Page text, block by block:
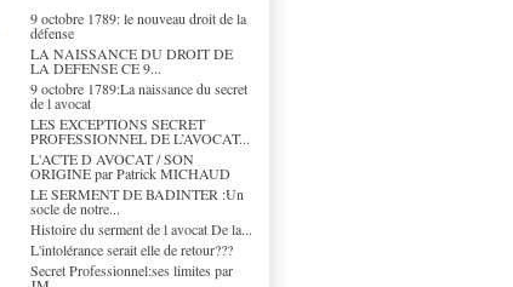
9 octobre 1789: le nouveau droit de la
défense
LA NAISSANCE DU DROIT DE
LA DEFENSE CE 9...
9 octobre 1789:La naissance du secret
de l avocat
LES EXCEPTIONS SECRET
PROFESSIONNEL DE L’AVOCAT...
L'ACTE D AVOCAT / SON
ORIGINE par Patrick MICHAUD
LE SERMENT DE BADINTER :Un
socle de notre...
Histoire du serment de l avocat De la...
L'intolérance serait elle de retour???
Secret Professionnel:ses limites par